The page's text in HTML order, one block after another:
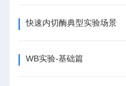
快速内切酶典型实验场景
WB实验-基础篇